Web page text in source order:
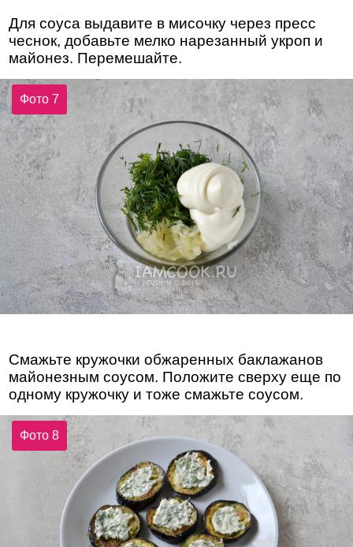
Для соуса выдавите в мисочку через пресс
чеснок, добавьте мелко нарезанный укроп и
майонез. Перемешайте.
Фото 7
Смажьте кружочки обжаренных баклажанов
майонезным соусом. Положите сверху еще по
одному кружочку и тоже смажьте соусом.
Фото 8